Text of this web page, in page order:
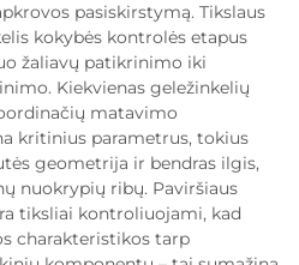
pasiskirstymą. Tikslaus
kokybės kontrolės etapus
žaliavų patikrinimo iki
Kiekvienas geležinkelių
matavimo
kritinius parametrus, tokius
geometrija ir bendras ilgis,
nuokrypių ribų. Paviršiaus
tiksliai kontroliuojami, kad
charakteristikos tarp